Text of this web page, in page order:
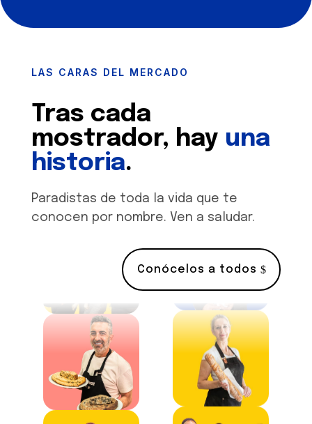
LAS CARAS DEL MERCADO
Tras cada
mostrador, hay una
historia.
Paradistas de toda la vida que te
conocen por nombre. Ven a saludar.
Conócelos a todos